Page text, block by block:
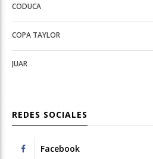
configuration
options
options
CODUCA
COPA TAYLOR
JUAR
REDES SOCIALES
Facebook